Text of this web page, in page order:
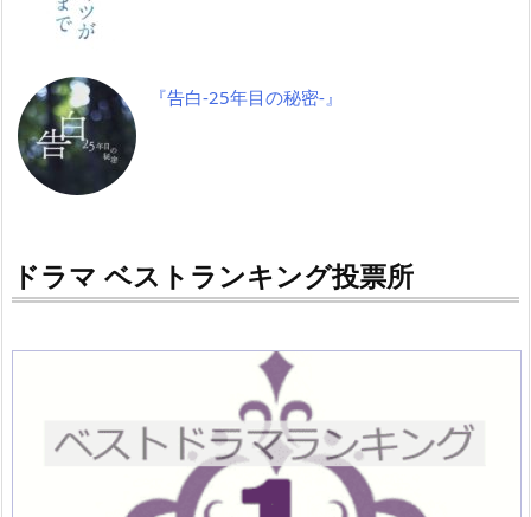
『告白-25年目の秘密-』
ドラマ ベストランキング投票所